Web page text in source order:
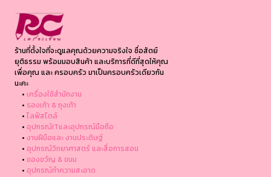
ร้านที่ตั้งใจที่จะดูแลคุณด้วยความจริงใจ ซื่อสัตย์
ยุติธรรม พร้อมมอบสินค้า และบริการที่ดีที่สุดให้คุณ
เพื่อคุณ และ ครอบครัว มาเป็นครอบครัวเดียวกัน
นะคะ
• เครื่องใช้สำนักงาน
• รองเท้า & ถุงเท้า
• ไลฟ์สไตล์
• อุปกรณ์ITและอุปกรณ์มือถือ
• งานฝีมือและ งานประดิษฐ์
• อุปกรณ์วิทยาศาสตร์ และสื่อการสอน
• ของขวัญ & ขนม
• อุปกรณ์ทำความสะอาด